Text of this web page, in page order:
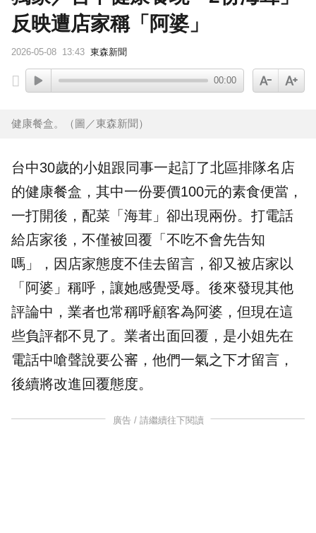
反映遭店家稱「阿婆」
2026-05-08 13:43 東森新聞
00:00
健康餐盒。（圖／東森新聞）
台中30歲的小姐跟同事一起訂了北區排隊名店
的健康餐盒 ，其中一份要價100元的素食便當 ，
一打開後，配菜「海茸」卻出現兩份。打電話
給店家後，不僅被回覆「不吃不會先告知
嗎」，因店家態度不佳去留言，卻又被店家以
「阿婆」稱呼，讓她感覺受辱。後來發現其他
評論中，業者也常稱呼顧客為阿婆，但現在這
些負評都不見了。業者出面回覆，是小姐先在
電話中嗆聲說要公審 ，他們一氣之下才留言，
後續將改進回覆態度。
廣告 / 請繼續往下閱讀